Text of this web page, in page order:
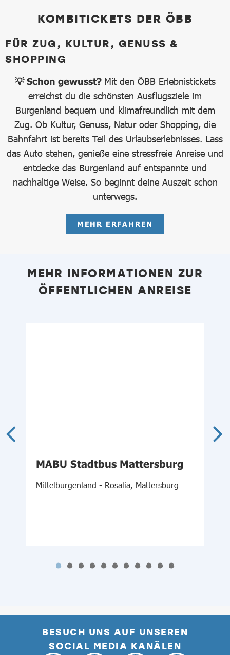
KOMBITICKETS DER ÖBB
FÜR ZUG, KULTUR, GENUSS &
SHOPPING
💡 Schon gewusst? Mit den ÖBB Erlebnistickets
erreichst du die schönsten Ausflugsziele im
Burgenland bequem und klimafreundlich mit dem
Zug. Ob Kultur, Genuss, Natur oder Shopping, die
Bahnfahrt ist bereits Teil des Urlaubserlebnisses. Lass
das Auto stehen, genieße eine stressfreie Anreise und
entdecke das Burgenland auf entspannte und
nachhaltige Weise. So beginnt deine Auszeit schon
unterwegs.
MEHR ERFAHREN
MEHR INFORMATIONEN ZUR
ÖFFENTLICHEN ANREISE
MABU Stadtbus Mattersburg
Mittelburgenland - Rosalia, Mattersburg
BESUCH UNS AUF UNSEREN
SOCIAL MEDIA KANÄLEN